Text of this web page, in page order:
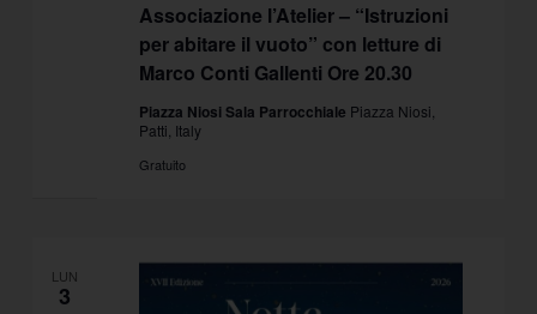
Associazione l’Atelier – “Istruzioni
per abitare il vuoto” con letture di
Marco Conti Gallenti Ore 20.30
Piazza Niosi Sala Parrocchiale Piazza Niosi,
Patti, Italy
Gratuito
LUN
3